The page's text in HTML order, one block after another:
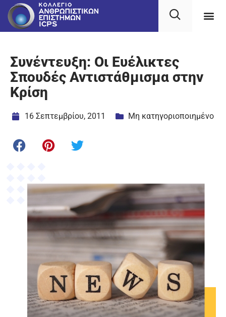
Συνέντευξη: Οι Ευέλικτες
Σπουδές Αντιστάθμισμα στην
Κρίση
16 Σεπτεμβρίου, 2011 Μη κατηγοριοποιημένο